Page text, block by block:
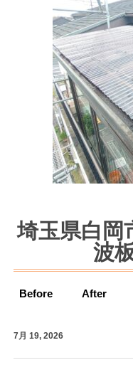
埼玉県白
波
Before
7月 19, 2026